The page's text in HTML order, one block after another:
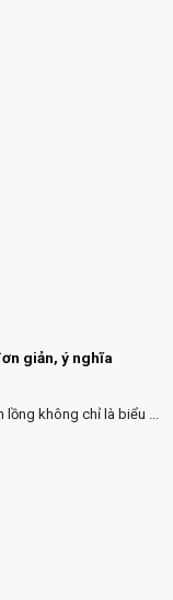
giản, ý nghĩa
không chỉ là biểu ...